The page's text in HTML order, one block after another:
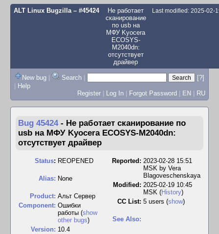
ALT Linux Bugzilla– #45424
Не работает
сканирование
по usb на
МФУ Kyocera
ECOSYS-
M2040dn:
отсутствует
драйвер
Last modified: 2025-02-
New bug | Search |
[?]
| Help
Register | Log In | Forgot Password | EN | RU
Bug 45424 - Не работает сканирование по
usb на МФУ Kyocera ECOSYS-M2040dn:
отсутствует драйвер
Status: REOPENED
Alias: None
Product: Альт Сервер
Component: Ошибки
работы (show
other bugs)
Version: 10.4
Reported: 2023-02-28 15:51
MSK by Vera
Blagoveschenskaya
Modified: 2025-02-19 10:45
MSK (History)
CC List: 5 users (show)
See Also: